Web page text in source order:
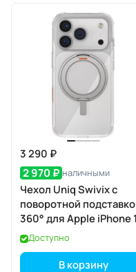
3 290 ₽
2 970 ₽ наличными
Чехол Uniq Swivix с
поворотной
360° для Apple iPhone
Pro, Lucent Clear
(прозрачный), MagSafe
Доступно
В корзину